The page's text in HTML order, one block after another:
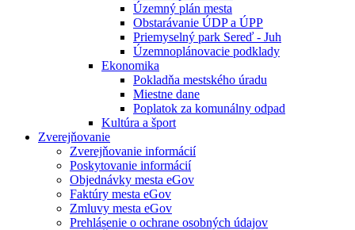
Územný plán mesta
Obstarávanie ÚDP a ÚPP
Priemyselný park Sereď - Juh
Územnoplánovacie podklady
Ekonomika
Pokladňa mestského úradu
Miestne dane
Poplatok za komunálny odpad
Kultúra a šport
Zverejňovanie
Zverejňovanie informácií
Poskytovanie informácií
Objednávky mesta eGov
Faktúry mesta eGov
Zmluvy mesta eGov
Prehlásenie o ochrane osobných údajov